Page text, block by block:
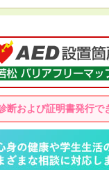
断および証明書発行で